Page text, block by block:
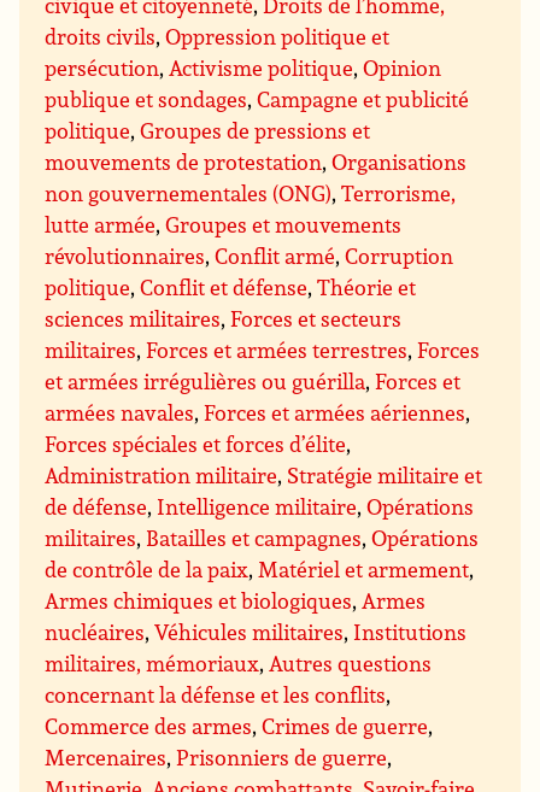
droits civils,Oppression politique et
persécution,Activisme politique,Opinion
publique et sondages,Campagne et publicité
politique,Groupes de pressions et
mouvements de protestation,Organisations
non gouvernementales (ONG),Terrorisme,
lutte armée,Groupes et mouvements
révolutionnaires,Conflit armé,Corruption
politique,Conflit et défense,Théorie et
sciences militaires,Forces et secteurs
militaires,Forces et armées terrestres,Forces
et armées irrégulières ou guérilla,Forces et
armées navales,Forces et armées aériennes,
Forces spéciales et forces d’élite,
Administration militaire, Stratégie militaire et
de défense, Intelligence militaire,Opérations
militaires, Batailles et campagnes,Opérations
de contrôle de la paix,Matériel et armement,
Armes chimiques et biologiques,Armes
nucléaires,Véhicules militaires, Institutions
militaires, mémoriaux,Autres questions
concernant la défense et les conflits,
Commerce des armes,Crimes de guerre,
Mercenaires,Prisonniers de guerre,